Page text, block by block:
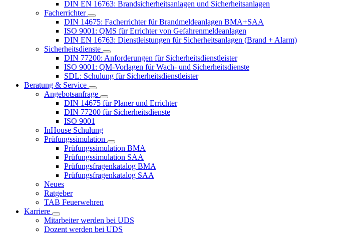
DIN EN 16763: Brandsicherheitsanlagen und Sicherheitsanlagen
Facherrichter
DIN 14675: Facherrichter für Brandmeldeanlagen BMA+SAA
ISO 9001: QMS für Errichter von Gefahrenmeldeanlagen
DIN EN 16763: Dienstleistungen für Sicherheitsanlagen (Brand + Alarm)
Sicherheitsdienste
DIN 77200: Anforderungen für Sicherheitsdienstleister
ISO 9001: QM-Vorlagen für Wach- und Sicherheitsdienste
SDL: Schulung für Sicherheitsdienstleister
Beratung & Service
Angebotsanfrage
DIN 14675 für Planer und Errichter
DIN 77200 für Sicherheitsdienste
ISO 9001
InHouse Schulung
Prüfungssimulation
Prüfungssimulation BMA
Prüfungssimulation SAA
Prüfungsfragenkatalog BMA
Prüfungsfragenkatalog SAA
Neues
Ratgeber
TAB Feuerwehren
Karriere
Mitarbeiter werden bei UDS
Dozent werden bei UDS